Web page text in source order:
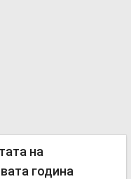
на
година